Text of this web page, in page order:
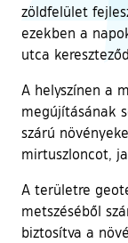
zöldfelület
ezekben a
utca
A helyszínen a
megújításának
szárú
mirtuszloncot,
A területre
metszéséből
biztosítva a